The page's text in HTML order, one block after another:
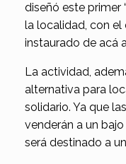
diseñó este primer
la localidad, con
instaurado de acá
La actividad,
alternativa para
solidario. Ya que
venderán a un
será destinado a